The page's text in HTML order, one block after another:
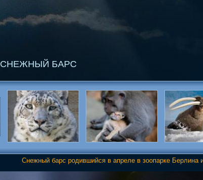
СНЕЖНЫЙ БАРС
Снежный барс родившийся в апреле в зоопарке